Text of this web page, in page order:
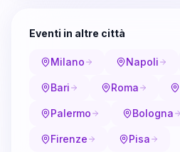
Eventi in altre città
Milano Napoli
Bari Roma
Palermo Bologna
Firenze Pisa